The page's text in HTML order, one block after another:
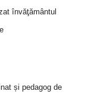
învăţământul
și pedagog de